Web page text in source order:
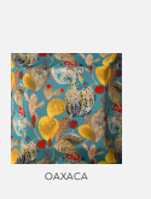
OAXACA